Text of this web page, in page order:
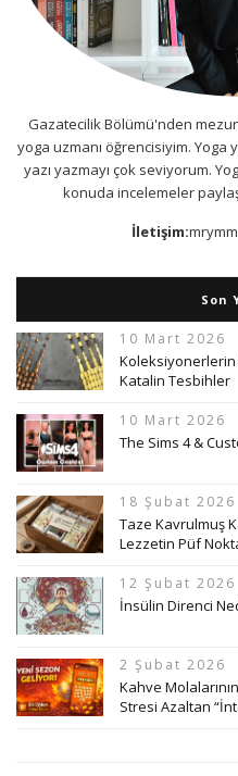
Gazatecilik Bölümü'nden
yoga uzmanı öğrencisiyim. Yoga
yazı yazmayı çok seviyorum.
konuda incelemeler
İletişim:
Son
10 Mart 2026
Koleksiyonerlerin
Katalin Tesbihler
10 Mart 2026
The Sims 4 &
18 Şubat 2026
Taze Kavrulmuş
Lezzetin Püf
12 Şubat 2026
İnsülin Direnci
2 Şubat 2026
Kahve
Stresi Azaltan